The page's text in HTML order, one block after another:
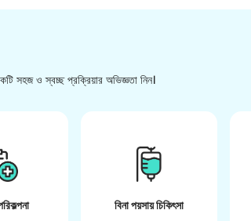
সহজ ও স্বচ্ছ প্রক্রিয়ার অভিজ্ঞতা নিন।
বিনা পয়সায় চিকিৎসা